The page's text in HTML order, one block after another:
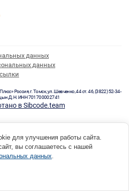
данных
данных
Россия, г. Томск, ул. Шевченко, 44 ст. 46, (3822) 52-34-
Д.Н. ИНН 701700002741
в Sibcode.team
для улучшения работы сайта.
вы соглашаетесь с нашей
данных.